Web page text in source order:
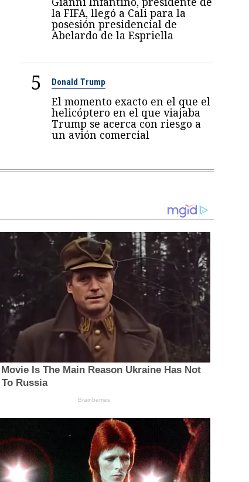
la FIFA, llegó a Cali para la
posesión presidencial de
Abelardo de la Espriella
5 Donald Trump
El momento exacto en el que el
helicóptero en el que viajaba
Trump se acerca con riesgo a
un avión comercial